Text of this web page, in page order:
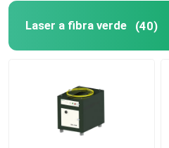
Laser a fibra verde (40)